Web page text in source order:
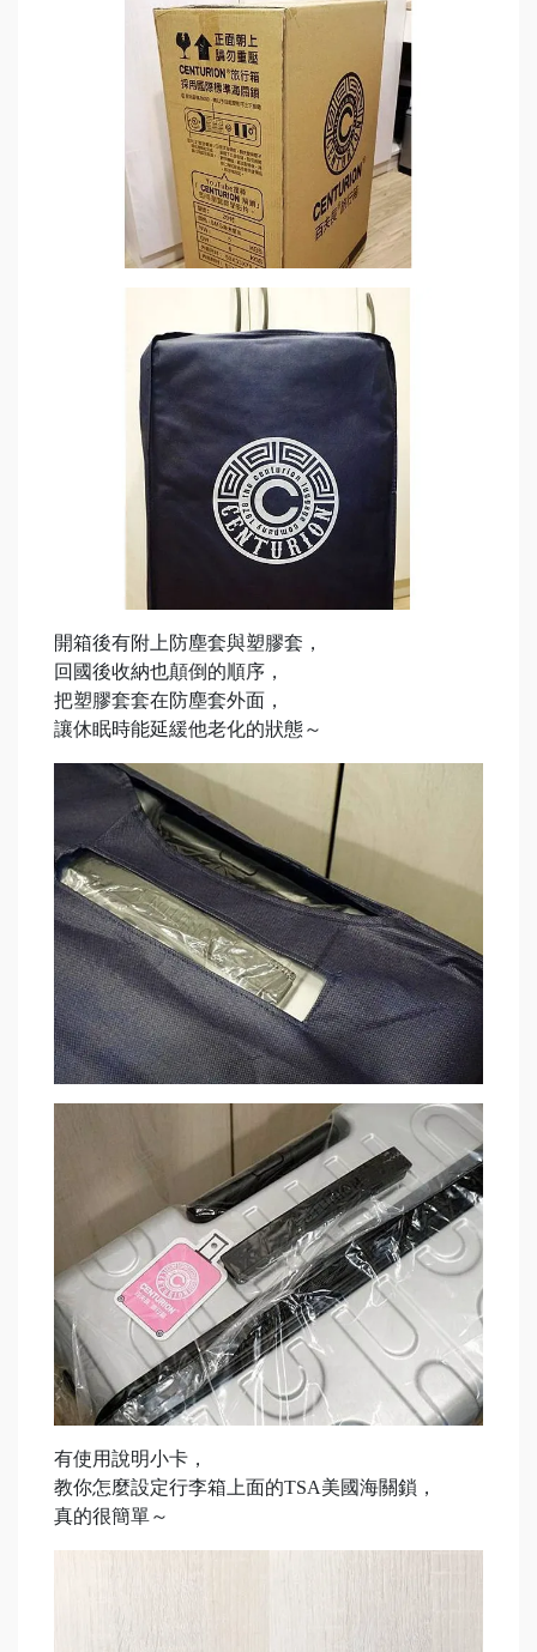
開箱後有附上防塵套與塑膠套，
回國後收納也顛倒的順序，
把塑膠套套在防塵套外面，
讓休眠時能延緩他老化的狀態～
有使用說明小卡，
教你怎麼設定行李箱上面的TSA美國海關鎖，
真的很簡單～